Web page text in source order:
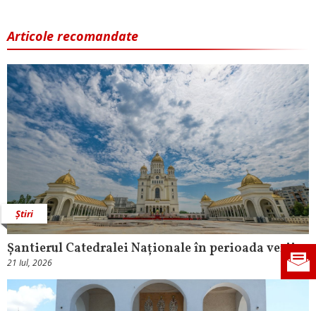
Articole recomandate
Știri
Șantierul Catedralei Naționale în perioada verii
21 Iul, 2026